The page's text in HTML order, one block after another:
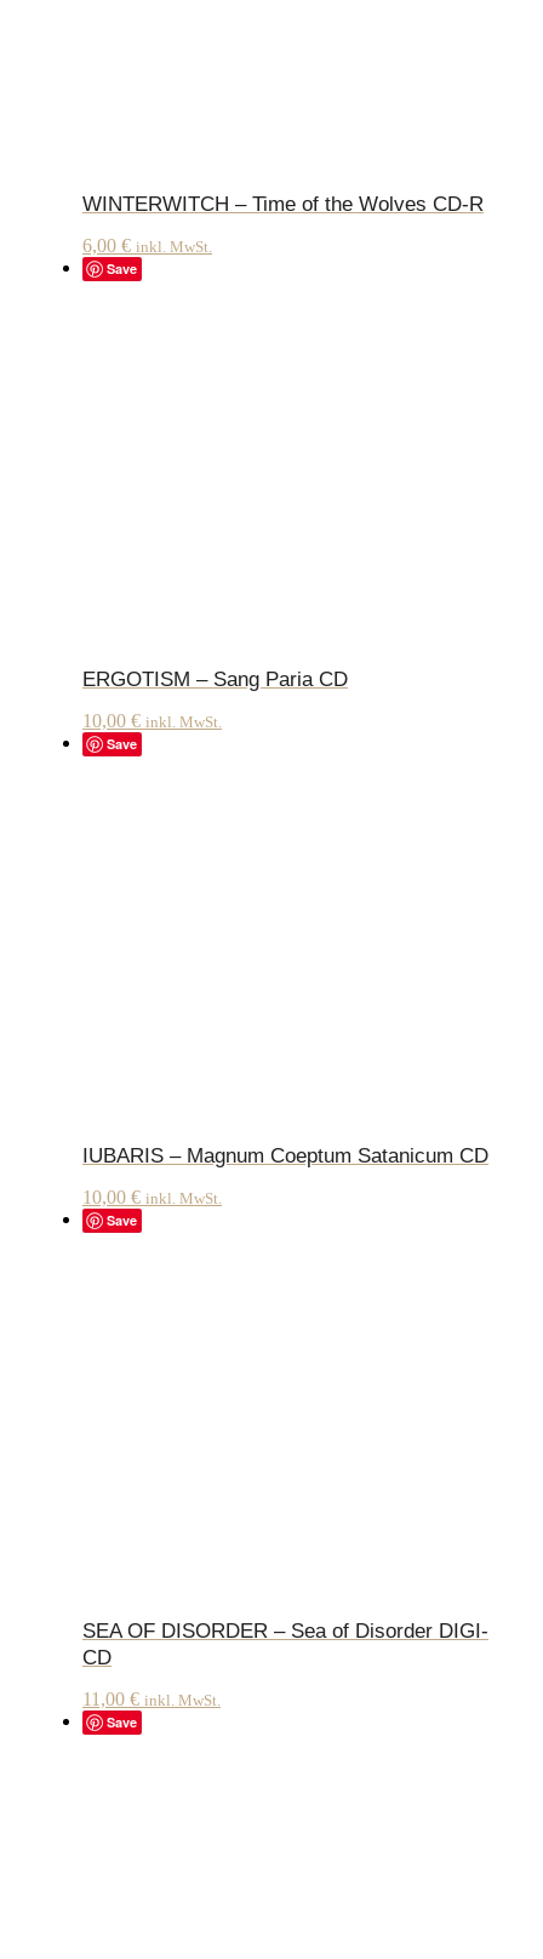
WINTERWITCH – Time of the Wolves CD-R
6,00 € inkl. MwSt.
Save
ERGOTISM – Sang Paria CD
10,00 € inkl. MwSt.
Save
IUBARIS – Magnum Coeptum Satanicum CD
10,00 € inkl. MwSt.
Save
SEA OF DISORDER – Sea of Disorder DIGI-
CD
11,00 € inkl. MwSt.
Save